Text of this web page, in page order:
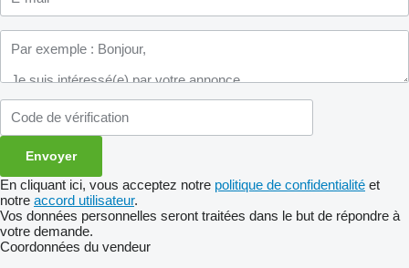
En cliquant ici, vous acceptez notre politique de confidentialité et
notre accord utilisateur.
Vos données personnelles seront traitées dans le but de répondre à
votre demande.
Coordonnées du vendeur